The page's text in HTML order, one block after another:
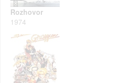
Rozhovor
1974